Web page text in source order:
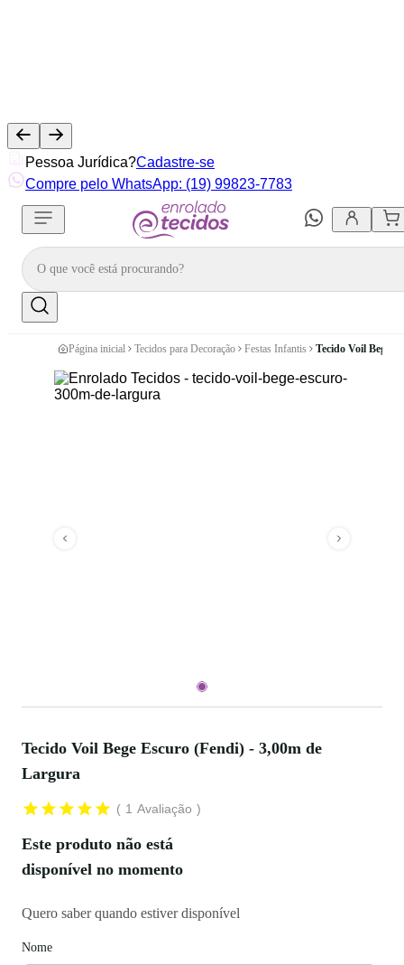
Pessoa Jurídica?Cadastre-se
Compre pelo WhatsApp: (19) 99823-7783
Página inicial Tecidos para Decoração Festas Infantis Tecido Voil Bege
Tecido Voil Bege Escuro (Fendi) - 3,00m de
Largura
1 Avaliação
Este produto não está
disponível no momento
Quero saber quando estiver disponível
Nome